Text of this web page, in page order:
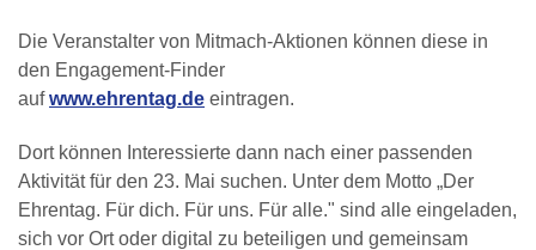
Die Veranstalter von Mitmach-Aktionen können diese in
den Engagement-Finder
aufwww.ehrentag.de eintragen.
Dort können Interessierte dann nach einer passenden
Aktivität für den 23. Mai suchen. Unter dem Motto „Der
Ehrentag. Für dich. Für uns. Für alle." sind alle eingeladen,
sich vor Ort oder digital zu beteiligen und gemeinsam